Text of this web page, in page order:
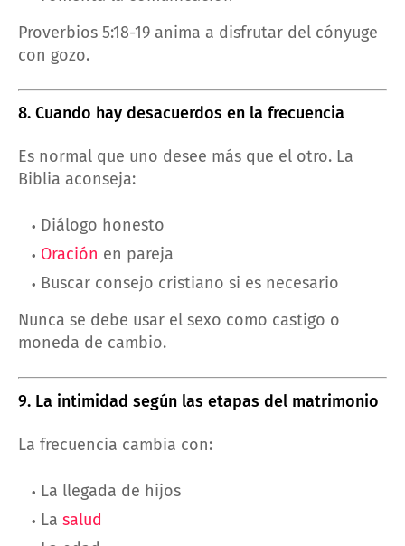
Proverbios 5:18-19 anima a disfrutar del cónyuge
con gozo.
8. Cuando hay desacuerdos en la frecuencia
Es normal que uno desee más que el otro. La
Biblia aconseja:
Diálogo honesto
Oración en pareja
Buscar consejo cristiano si es necesario
Nunca se debe usar el sexo como castigo o
moneda de cambio.
9. La intimidad según las etapas del matrimonio
La frecuencia cambia con:
La llegada de hijos
La salud